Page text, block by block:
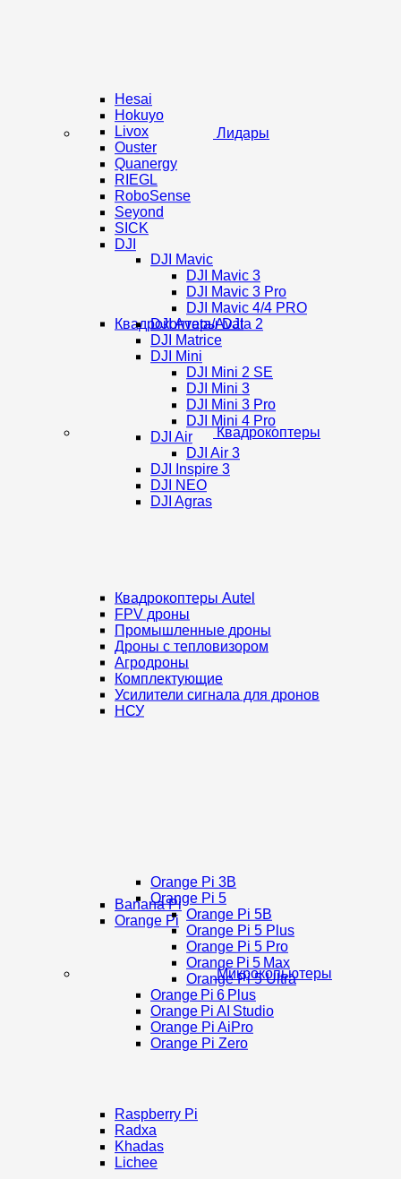
Лидары
Hesai
Hokuyo
Livox
Ouster
Quanergy
RIEGL
RoboSense
Seyond
SICK
DJI
Квадрокоптеры
Квадрокоптеры DJI
DJI Mavic
DJI Mavic 3
DJI Mavic 3 Pro
DJI Mavic 4/4 PRO
DJI Avata/Avata 2
DJI Matrice
DJI Mini
DJI Mini 2 SE
DJI Mini 3
DJI Mini 3 Pro
DJI Mini 4 Pro
DJI Air
DJI Air 3
DJI Inspire 3
DJI NEO
DJI Agras
Квадрокоптеры Autel
FPV дроны
Промышленные дроны
Дроны с тепловизором
Агродроны
Комплектующие
Усилители сигнала для дронов
НСУ
Микрокопьютеры
Banana Pi
Orange Pi
Orange Pi 3B
Orange Pi 5
Orange Pi 5B
Orange Pi 5 Plus
Orange Pi 5 Pro
Orange Pi 5 Max
Orange Pi 5 Ultra
Orange Pi 6 Plus
Orange Pi AI Studio
Orange Pi AiPro
Orange Pi Zero
Raspberry Pi
Radxa
Khadas
Lichee